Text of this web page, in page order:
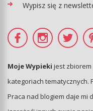
Wypisz się z
Moje Wypieki jest zbiorem
kategoriach tematycznych.
Praca nad blogiem daje mi